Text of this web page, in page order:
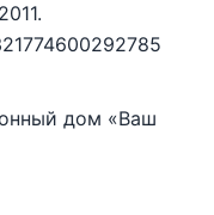
дом «Ваш